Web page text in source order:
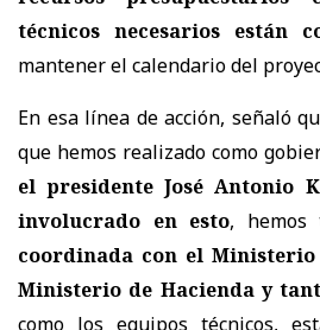
técnicos necesarios están
mantener el calendario del
En esa línea de acción, señaló
que hemos realizado como
el presidente José Antonio
involucrado en esto, hemos
coordinada con el
Ministerio de Hacienda y
como los equipos técnicos,